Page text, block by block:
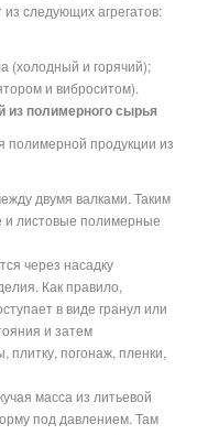
следующих агрегатов:
(холодный и горячий);
и виброситом).
из полимерного сырья
полимерной продукции из
двумя валками. Таким
и листовые полимерные
через насадку
Как правило,
в виде гранул или
и затем
плитку, погонаж, пленки,
масса из литьевой
под давлением. Там